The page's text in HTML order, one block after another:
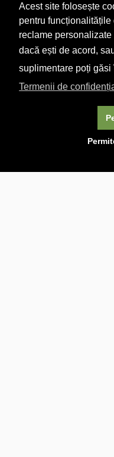
Acest site folosește
pentru
reclame
dacă ești de acord,
suplimentare poți găsi
Termenii de
exprimați acordul